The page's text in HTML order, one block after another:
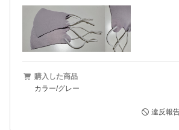
購入した商品
カラー/グレー
違反報